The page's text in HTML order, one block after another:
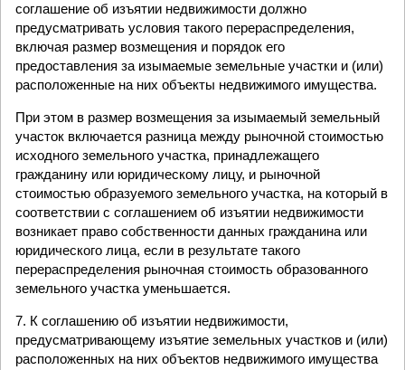
соглашение об изъятии недвижимости должно
предусматривать условия такого перераспределения,
включая размер возмещения и порядок его
предоставления за изымаемые земельные участки и (или)
расположенные на них объекты недвижимого имущества.
При этом в размер возмещения за изымаемый земельный
участок включается разница между рыночной стоимостью
исходного земельного участка, принадлежащего
гражданину или юридическому лицу, и рыночной
стоимостью образуемого земельного участка, на который в
соответствии с соглашением об изъятии недвижимости
возникает право собственности данных гражданина или
юридического лица, если в результате такого
перераспределения рыночная стоимость образованного
земельного участка уменьшается.
7. К соглашению об изъятии недвижимости,
предусматривающему изъятие земельных участков и (или)
расположенных на них объектов недвижимого имущества